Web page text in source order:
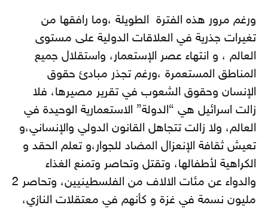
ورغم مرور هذه الفترة الطويلة ،وما رافقها من
تغيرات جذرية في العلاقات الدولية على مستوى
العالم ، و انتهاء عصر الإستعمار، واستقلال جميع
المناطق المستعمرة ،ورغم تجذر مبادئ حقوق
الإنسان وحقوق الشعوب في تقرير مصيرها، فلا
زالت اسرائيل هي “الدولة” الاستعمارية الوحيدة في
العالم، ولا زالت تتجاهل القانون الدولي والإنساني،و
تعيش ثقافة الإنعزال المضاد للجوار،و تعلم الحقد و
الكراهية لأطفالها، وتقتل وتحاصر وتمنع الغذاء
والدواء عن مئات الالاف من الفلسطينيين، وتحاصر 2
مليون نسمة في غزة و كأنهم في معتقلات النازي،